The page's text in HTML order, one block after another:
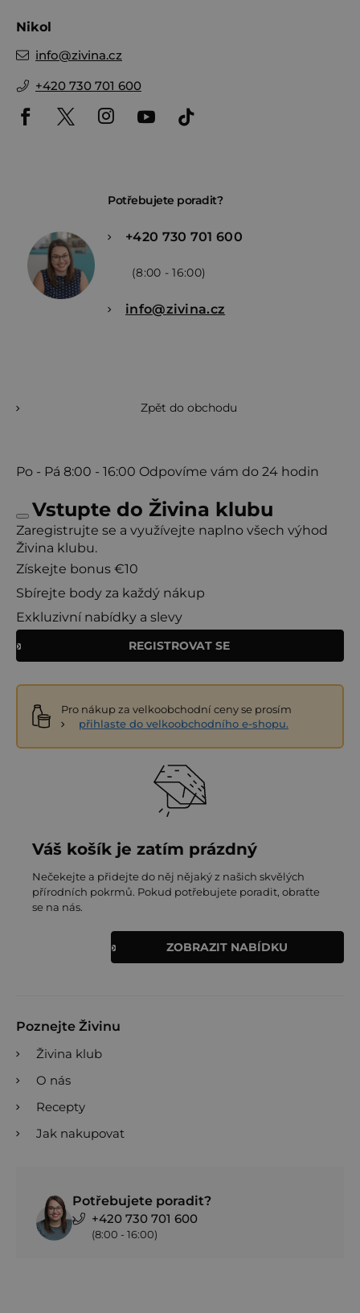
Nikol
info@zivina.cz
+420 730 701 600
Potřebujete poradit?
+420 730 701 600
(8:00 - 16:00)
info@zivina.cz
Zpět do obchodu
Po - Pá 8:00 - 16:00 Odpovíme vám do 24 hodin
Vstupte do Živina klubu
Zaregistrujte se a využívejte naplno všech výhod
Živina klubu.
Získejte bonus €10
Sbírejte body za každý nákup
Exkluzivní nabídky a slevy
REGISTROVAT SE
Pro nákup za velkoobchodní ceny se prosím
přihlaste do velkoobchodního e-shopu.
Váš košík je zatím prázdný
Nečekejte a přidejte do něj nějaký z našich skvělých
přírodních pokrmů. Pokud potřebujete poradit, obraťte
se na nás.
ZOBRAZIT NABÍDKU
Poznejte Živinu
Živina klub
O nás
Recepty
Jak nakupovat
Potřebujete poradit?
+420 730 701 600
(8:00 - 16:00)